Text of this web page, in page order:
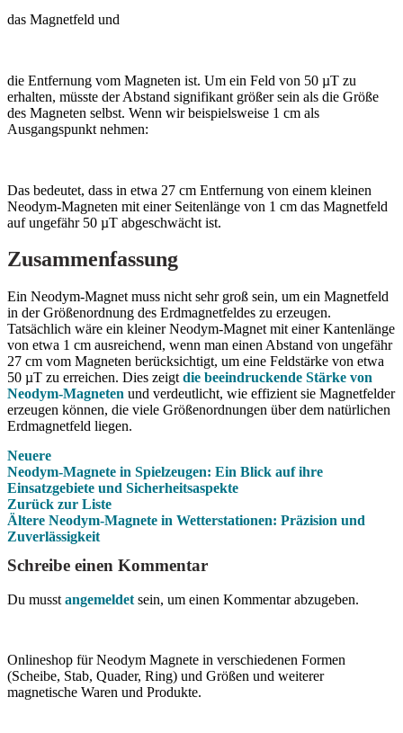
das Magnetfeld und
die Entfernung vom Magneten ist. Um ein Feld von 50 µT zu
erhalten, müsste der Abstand signifikant größer sein als die Größe
des Magneten selbst. Wenn wir beispielsweise 1 cm als
Ausgangspunkt nehmen:
Das bedeutet, dass in etwa 27 cm Entfernung von einem kleinen
Neodym-Magneten mit einer Seitenlänge von 1 cm das Magnetfeld
auf ungefähr 50 µT abgeschwächt ist.
Zusammenfassung
Ein Neodym-Magnet muss nicht sehr groß sein, um ein Magnetfeld
in der Größenordnung des Erdmagnetfeldes zu erzeugen.
Tatsächlich wäre ein kleiner Neodym-Magnet mit einer Kantenlänge
von etwa 1 cm ausreichend, wenn man einen Abstand von ungefähr
27 cm vom Magneten berücksichtigt, um eine Feldstärke von etwa
50 µT zu erreichen. Dies zeigt die beeindruckende Stärke von
Neodym-Magneten und verdeutlicht, wie effizient sie Magnetfelder
erzeugen können, die viele Größenordnungen über dem natürlichen
Erdmagnetfeld liegen.
Neuere
Neodym-Magnete in Spielzeugen: Ein Blick auf ihre
Einsatzgebiete und Sicherheitsaspekte
Zurück zur Liste
Ältere Neodym-Magnete in Wetterstationen: Präzision und
Zuverlässigkeit
Schreibe einen Kommentar
Du musst angemeldet sein, um einen Kommentar abzugeben.
Onlineshop für Neodym Magnete in verschiedenen Formen
(Scheibe, Stab, Quader, Ring) und Größen und weiterer
magnetische Waren und Produkte.